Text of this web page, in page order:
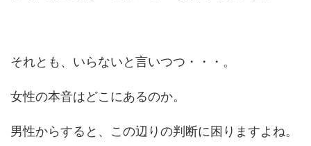
それとも、いらないと言いつつ・・・。
女性の本音はどこにあるのか。
男性からすると、この辺りの判断に困りますよね。